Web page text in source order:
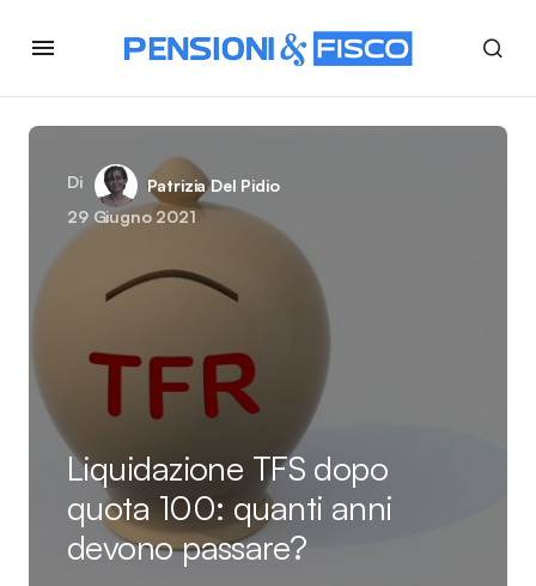
Di
Patrizia Del Pidio
29 Giugno 2021
Liquidazione TFS dopo
quota 100: quanti anni
devono passare?